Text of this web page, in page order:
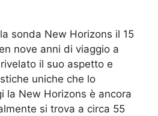
sonda New Horizons il 15
nove anni di viaggio a
il suo aspetto e
uniche che lo
la New Horizons è ancora
si trova a circa 55